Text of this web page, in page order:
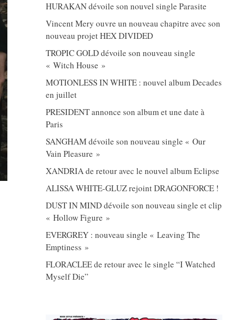
HURAKAN dévoile son nouvel single Parasite
Vincent Mery ouvre un nouveau chapitre avec son
nouveau projet HEX DIVIDED
TROPIC GOLD dévoile son nouveau single
« Witch House »
MOTIONLESS IN WHITE : nouvel album Decades
en juillet
PRESIDENT annonce son album et une date à
Paris
SANGHAM dévoile son nouveau single « Our
Vain Pleasure »
XANDRIA de retour avec le nouvel album Eclipse
ALISSA WHITE-GLUZ rejoint DRAGONFORCE !
DUST IN MIND dévoile son nouveau single et clip
« Hollow Figure »
EVERGREY : nouveau single « Leaving The
Emptiness »
FLORACLEE de retour avec le single “I Watched
Myself Die”